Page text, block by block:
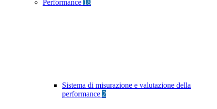
Performance 18
Sistema di misurazione e valutazione della
performance 2